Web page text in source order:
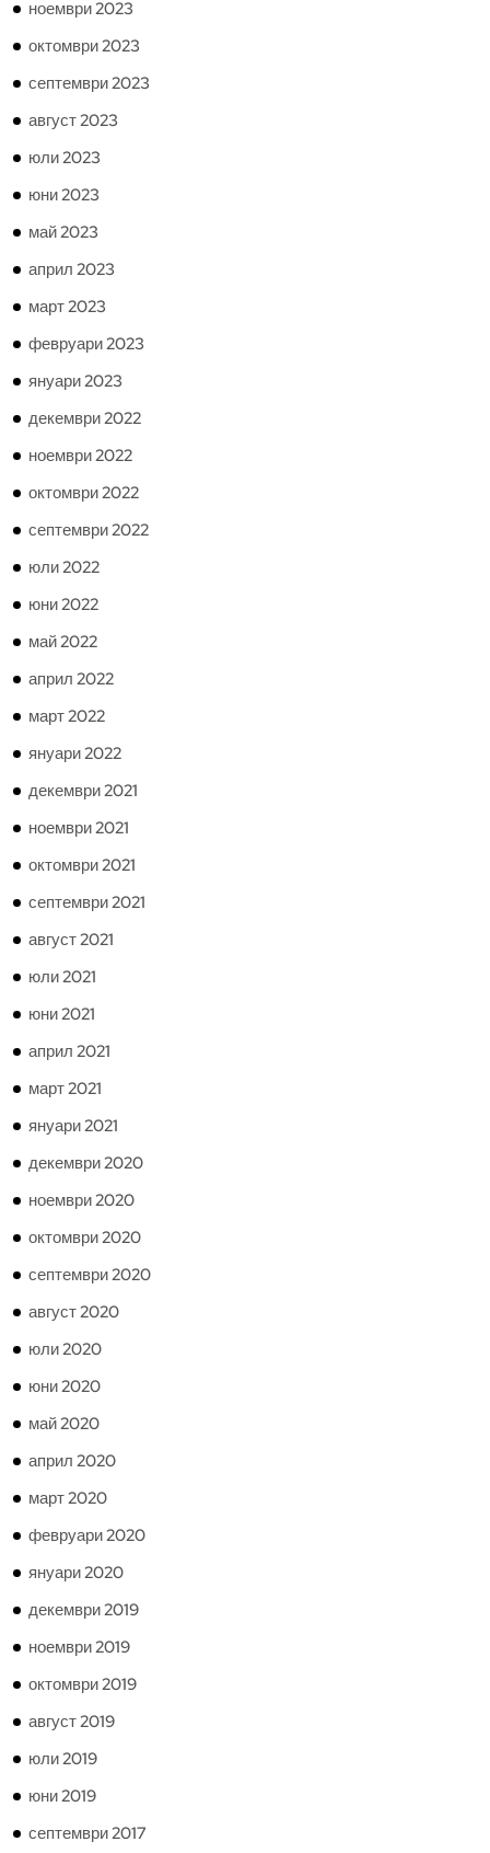
ноември 2023
октомври 2023
септември 2023
август 2023
юли 2023
юни 2023
май 2023
април 2023
март 2023
февруари 2023
януари 2023
декември 2022
ноември 2022
октомври 2022
септември 2022
юли 2022
юни 2022
май 2022
април 2022
март 2022
януари 2022
декември 2021
ноември 2021
октомври 2021
септември 2021
август 2021
юли 2021
юни 2021
април 2021
март 2021
януари 2021
декември 2020
ноември 2020
октомври 2020
септември 2020
август 2020
юли 2020
юни 2020
май 2020
април 2020
март 2020
февруари 2020
януари 2020
декември 2019
ноември 2019
октомври 2019
август 2019
юли 2019
юни 2019
септември 2017